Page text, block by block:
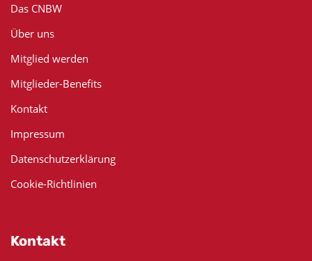
Das CNBW
Über uns
Mitglied werden
Mitglieder-Benefits
Kontakt
Impressum
Datenschutzerklärung
Cookie-Richtlinien
Kontakt